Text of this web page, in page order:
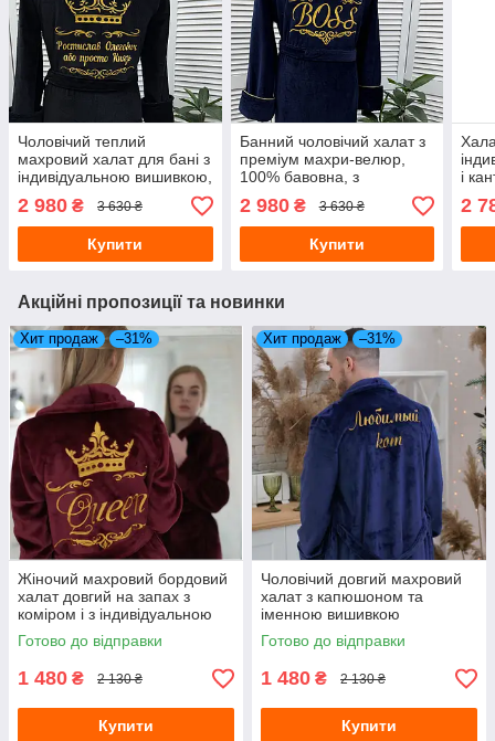
Чоловічий теплий
махровий халат для бані з
індивідуальною вишивкою,
велюр, з капюшоном,
колір чорний
2 980 ₴ 3 630 ₴
Купити
Банний чоловічий халат з
преміум махри-велюр,
100% бавовна, з
індивідуальною вишивкою,
з капюшоном, синього
кольору
2 980₴ 3 630 ₴
Купити
і
2
Акційні пропозиції та новинки
Хит продаж –31%
Жіночий махровий бордовий
халат довгий на запах з
коміром і з індивідуальною
вишивкою
Готово до відправки
1 480 ₴ 2 130 ₴
Купити
Хит продаж –31%
Чоловічий довгий махровий
халат з капюшоном та
іменною вишивкою
Готово до відправки
1 480 ₴ 2 130 ₴
Купити